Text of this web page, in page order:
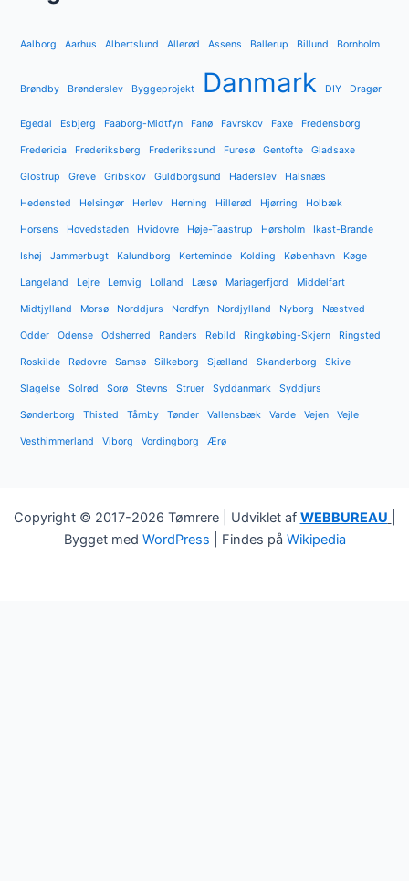
Aalborg Aarhus Albertslund Allerød Assens Ballerup Billund Bornholm
Brøndby Brønderslev Byggeprojekt Danmark DIY Dragør
Egedal Esbjerg Faaborg-Midtfyn Fanø Favrskov Faxe Fredensborg
Fredericia Frederiksberg Frederikssund Furesø Gentofte Gladsaxe
Glostrup Greve Gribskov Guldborgsund Haderslev Halsnæs
Hedensted Helsingør Herlev Herning Hillerød Hjørring Holbæk
Horsens Hovedstaden Hvidovre Høje-Taastrup Hørsholm Ikast-Brande
Ishøj Jammerbugt Kalundborg Kerteminde Kolding København Køge
Langeland Lejre Lemvig Lolland Læsø Mariagerfjord Middelfart
Midtjylland Morsø Norddjurs Nordfyn Nordjylland Nyborg Næstved
Odder Odense Odsherred Randers Rebild Ringkøbing-Skjern Ringsted
Roskilde Rødovre Samsø Silkeborg Sjælland Skanderborg Skive
Slagelse Solrød Sorø Stevns Struer Syddanmark Syddjurs
Sønderborg Thisted Tårnby Tønder Vallensbæk Varde Vejen Vejle
Vesthimmerland Viborg Vordingborg Ærø
Copyright © 2017-2026 Tømrere | Udviklet af WEBBUREAU
Bygget med WordPress | Findes på Wikipedia